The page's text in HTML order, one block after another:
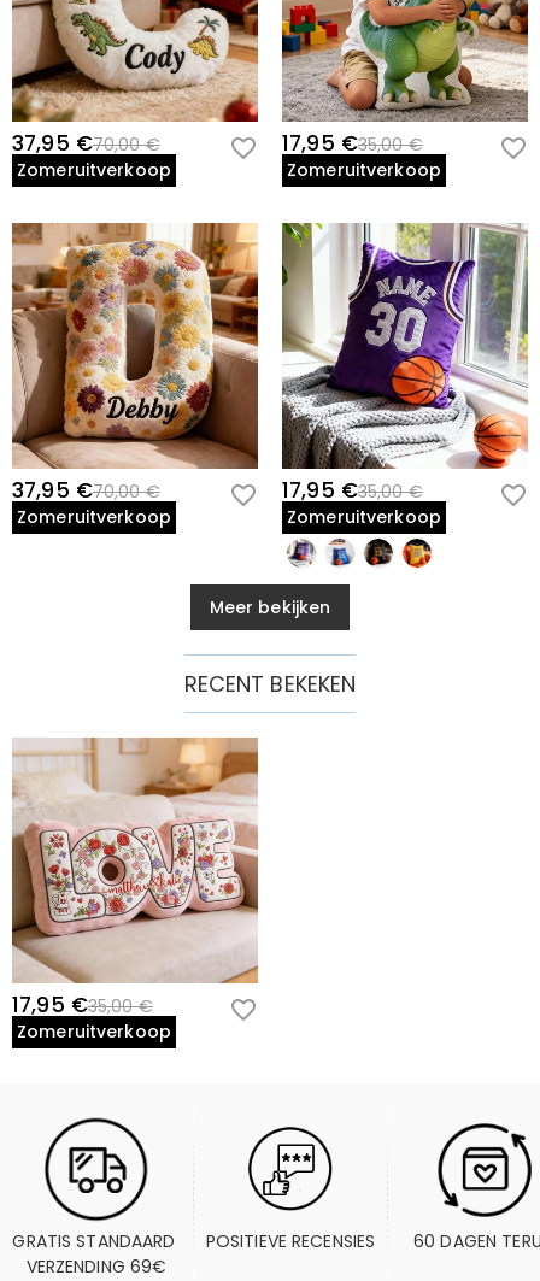
37,95 €70,00 €
Zomeruitverkoop
17,95 €35,00 €
Zomeruitverkoop
37,95 €70,00 €
Zomeruitverkoop
17,95 €35,00 €
Zomeruitverkoop
Meer bekijken
RECENT BEKEKEN
17,95 €35,00 €
Zomeruitverkoop
GRATIS STANDAARD
VERZENDING 69€
POSITIEVE RECENSIES 60 DAGEN